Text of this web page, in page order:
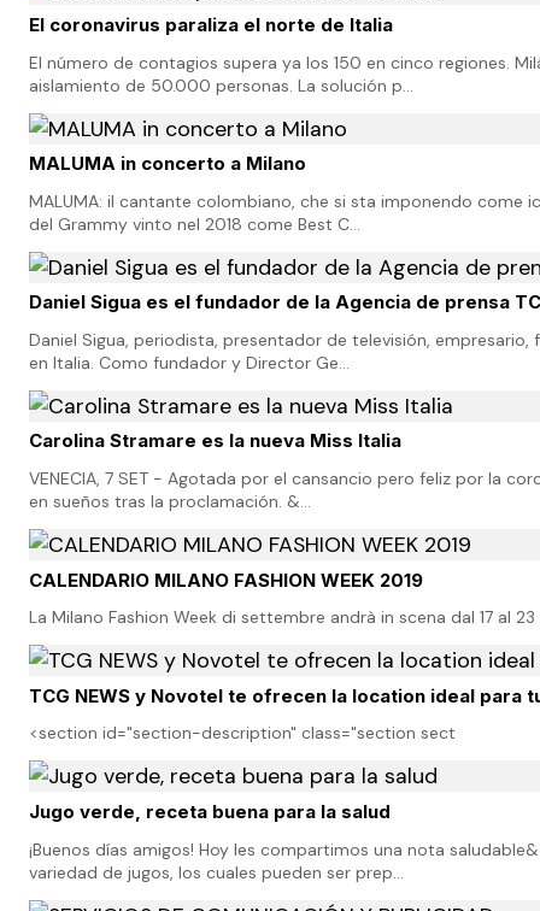
El coronavirus paraliza el norte de Italia
El número de contagios supera ya los 150 en cinco regiones.
aislamiento de 50.000 personas. La solución p…
MALUMA in concerto a Milano
MALUMA: il cantante colombiano, che si sta imponendo
del Grammy vinto nel 2018 come Best C…
Daniel Sigua es el fundador de la Agencia de prensa
Daniel Sigua, periodista, presentador de televisión,
en Italia. Como fundador y Director Ge…
Carolina Stramare es la nueva Miss Italia
VENECIA, 7 SET - Agotada por el cansancio pero feliz por la
en sueños tras la proclamación. &…
CALENDARIO MILANO FASHION WEEK 2019
La Milano Fashion Week di settembre andrà in scena dal 17 al
TCG NEWS y Novotel te ofrecen la location ideal para
<section id="section-description" class="section sect
Jugo verde, receta buena para la salud
¡Buenos días amigos! Hoy les compartimos una nota
variedad de jugos, los cuales pueden ser prep…